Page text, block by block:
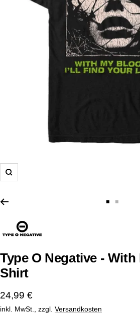
Zoom
Type O Negative -
Shirt
Angebotspreis
24,99 €
inkl. MwSt., zzgl. Versandkosten